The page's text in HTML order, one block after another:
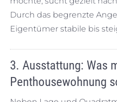
Durch das begrenzte
Eigentümer stabile bis
3. Ausstattung: Was
Penthousewohnung